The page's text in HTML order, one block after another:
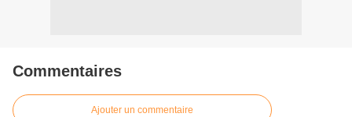
Commentaires
Ajouter un commentaire